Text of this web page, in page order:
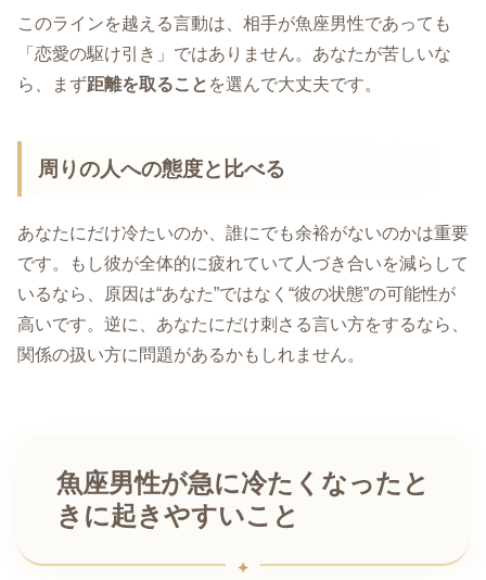
このラインを越える言動は、相手が魚座男性であっても
「恋愛の駆け引き」ではありません。あなたが苦しいな
ら、まず距離を取ること を選んで大丈夫です。
周りの人への態度と比べる
あなたにだけ冷たいのか、誰にでも余裕がないのかは重要
です。もし彼が全体的に疲れていて人づき合いを減らして
いるなら、原因は“あなた”ではなく“彼の状態”の可能性が
高いです。逆に、あなたにだけ刺さる言い方をするなら、
関係の扱い方に問題があるかもしれません。
魚座男性が急に冷たくなったと
きに起きやすいこと